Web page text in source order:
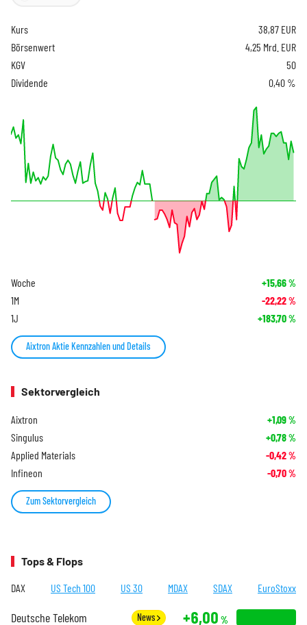
Kurs 38,87 EUR
Börsenwert
4,25 Mrd. EUR
KGV
50
Dividende
0,40 %
Woche +15,66%
1M -22,22%
1J +183,70%
Aixtron Aktie Kennzahlen und Details
Sektorvergleich
Aixtron +1,09%
Singulus +0,78%
Applied Materials -0,42%
Infineon -0,70%
Zum Sektorvergleich
Tops & Flops
DAX US Tech 100 US 30 MDAX SDAX EuroStoxx
Deutsche Telekom News +6,00 %